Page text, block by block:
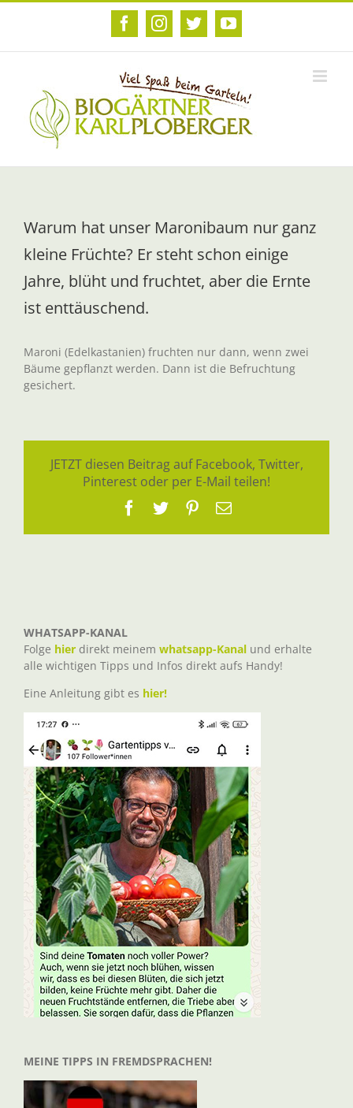
Zum
FacebookInstagram
TwitterYouTube
Warum hat unser Maronibaum nur ganz
kleine Früchte? Er steht schon einige
Jahre, blüht und fruchtet, aber die Ernte
ist enttäuschend.
Maroni (Edelkastanien) fruchten nur dann, wenn zwei
Bäume gepflanzt werden. Dann ist die Befruchtung
gesichert.
JETZT diesen Beitrag auf Facebook, Twitter,
Pinterest oder per E-Mail teilen!
Facebook
TwitterPinterest
E-
WHATSAPP-KANAL
Folge hier direkt meinem whatsapp-Kanal und erhalte
alle wichtigen Tipps und Infos direkt aufs Handy!
Eine Anleitung gibt es hier!
MEINE TIPPS IN FREMDSPRACHEN!